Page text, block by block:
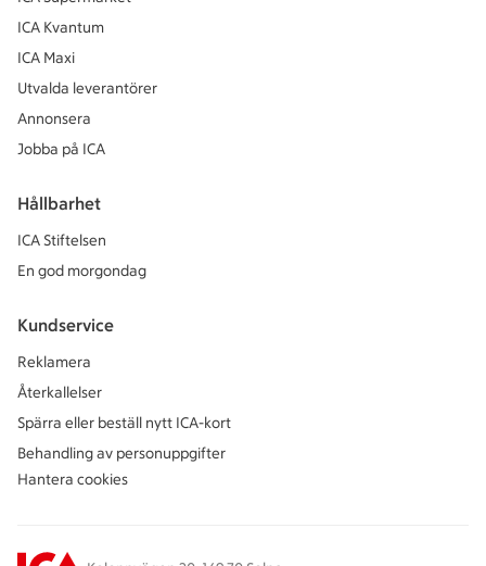
ICA Kvantum
ICA Maxi
Utvalda leverantörer
Annonsera
Jobba på ICA
Hållbarhet
ICA Stiftelsen
En god morgondag
Kundservice
Reklamera
Återkallelser
Spärra eller beställ nytt ICA-kort
Behandling av personuppgifter
Hantera cookies